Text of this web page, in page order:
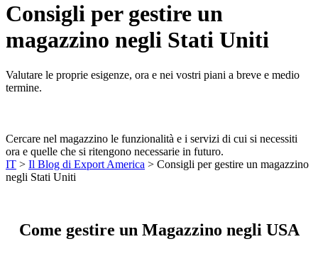
Consigli per gestire un
magazzino negli Stati Uniti
Valutare le proprie esigenze, ora e nei vostri piani a breve e medio
termine.
Cercare nel magazzino le funzionalità e i servizi di cui si necessiti
ora e quelle che si ritengono necessarie in futuro.
IT > Il Blog di Export America > Consigli per gestire un magazzino
negli Stati Uniti
Come gestire un Magazzino negli USA